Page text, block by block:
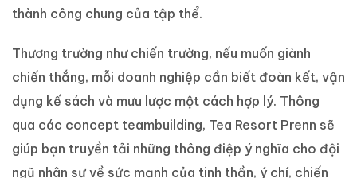
thành công chung của tập thể.
Thương trường như chiến trường, nếu muốn giành
chiến thắng, mỗi doanh nghiệp cần biết đoàn kết, vận
dụng kế sách và mưu lược một cách hợp lý. Thông
qua các concept teambuilding, Tea Resort Prenn sẽ
giúp bạn truyền tải những thông điệp ý nghĩa cho đội
ngũ nhân sự về sức mạnh của tinh thần, ý chí, chiến